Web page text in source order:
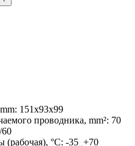
151x93x99
проводника, mm²: 70
60
(рабочая), °С: -35_+70